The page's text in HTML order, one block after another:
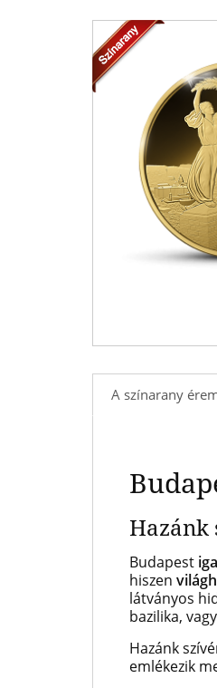
Érmék
és
emlékérmek
hivatalos
forgalmazója!
A színarany
Hazánk
Budapest
hiszen
látványos
bazilika,
Hazánk
emlékezik